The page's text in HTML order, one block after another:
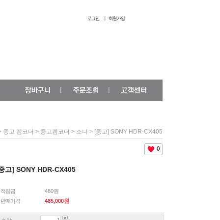
중고 캠코더 > 중고캠코더 > 소니 > [중고] SONY HDR-CX405
0
고] SONY HDR-CX405
적립금
480원
판매가격
485,000원